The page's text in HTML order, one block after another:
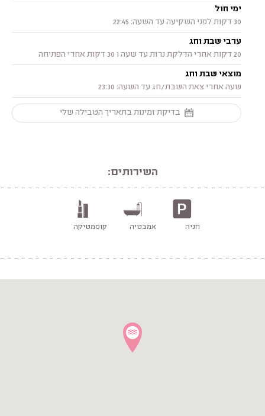
ימי חול
30 דקות לפני השקיעה עד השעה: 22:45
ערבי שבת וחג
20 דקות אחרי הדלקת נרות עד שעה ו 30 דקות אחרי הפתיחה
מוצאי שבת וחג
שעה אחרי צאת השבת/חג עד השעה: 23:30
בדיקת זמינות בתאריך הטבילה שלי
השירותים:
חניה אמבטיה קוסמטיקה